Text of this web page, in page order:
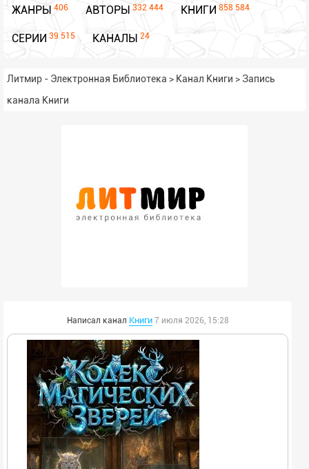
ЖАНРЫ 406 АВТОРЫ 332 444 КНИГИ 858 584
СЕРИИ 39 515 КАНАЛЫ 24
Литмир - Электронная Библиотека > Канал Книги > Запись
канала Книги
Написал канал Книги 7 июля 2026, 15:28